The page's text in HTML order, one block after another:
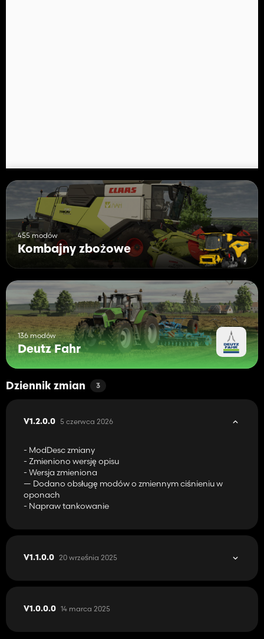
455 modów
Kombajny zbożowe
136 modów
Deutz Fahr
Dziennik zmian 3
V1.2.0.0 5 czerwca 2026
- ModDesc zmiany
- Zmieniono wersję opisu
- Wersja zmieniona
— Dodano obsługę modów o zmiennym ciśnieniu w
oponach
- Napraw tankowanie
V1.1.0.0 20 września 2025
V1.0.0.0 14 marca 2025